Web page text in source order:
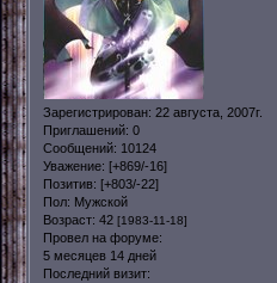
Зарегистрирован: 22 августа, 2007г.
Приглашений: 0
Сообщений: 10124
Уважение: [+869/-16]
Позитив: [+803/-22]
Пол: Мужской
Возраст: 42 [1983-11-18]
Провел на форуме:
5 месяцев 14 дней
Последний визит: